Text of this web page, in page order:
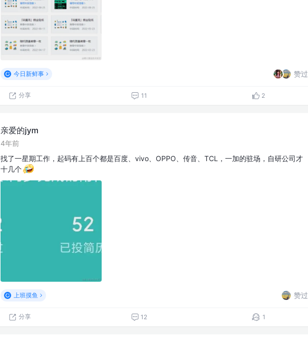
今日新鲜事 赞过
分享 11 2
亲爱的jym
4年前
找了一星期工作，起码有上百个都是百度、vivo、OPPO、传音、TCL，一加的驻场，自研公司才
十几个
上班摸鱼 赞过
分享 12 1